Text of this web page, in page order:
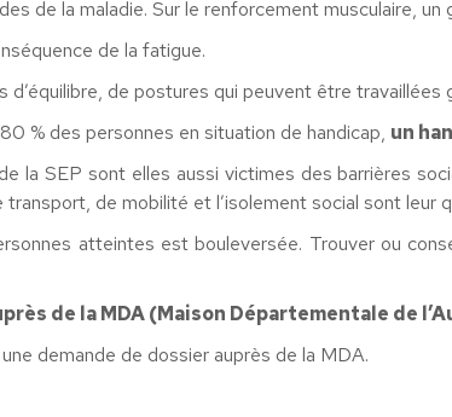
de la maladie. Sur le renforcement musculaire, un
de la fatigue.
d’équilibre, de postures qui peuvent être travaillées
% des personnes en situation de handicap, un
la SEP sont elles aussi victimes des barrières
de mobilité et l’isolement social sont leur
atteintes est bouleversée. Trouver ou
de la MDA (Maison Départementale de
demande de dossier auprès de la MDA.